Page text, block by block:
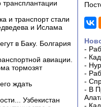
трансплантации
и транспорт стали
и Ислама
в Баку. Болгария
авиации.
тормозят
ждать
Узбекистан
-
-
-
-
-
- В